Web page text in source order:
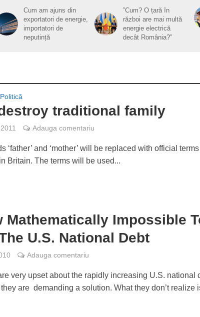
Cum am ajuns din
exportatori de energie,
importatori de
neputință
”Cum? O țară în
război are mai multă
energie electrică
decât România?”
Politică
traditional family
Adauga comentariu
‘father’ and ‘mother’ will be replaced with official
Britain. The terms will be used...
Mathematically Impossible
U.S. National Debt
Adauga comentariu
very upset about the rapidly increasing U.S. national
are demanding a solution. What they don’t realize